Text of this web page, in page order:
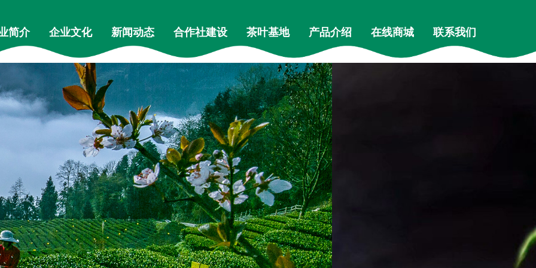
简介 企业文化 新闻动态 合作社建设 茶叶基地 产品介绍 在线商城 联系我们